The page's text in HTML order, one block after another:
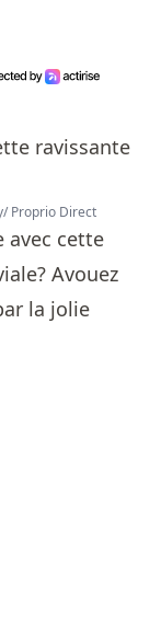
Proprio Direct
avec cette
Avouez
la jolie